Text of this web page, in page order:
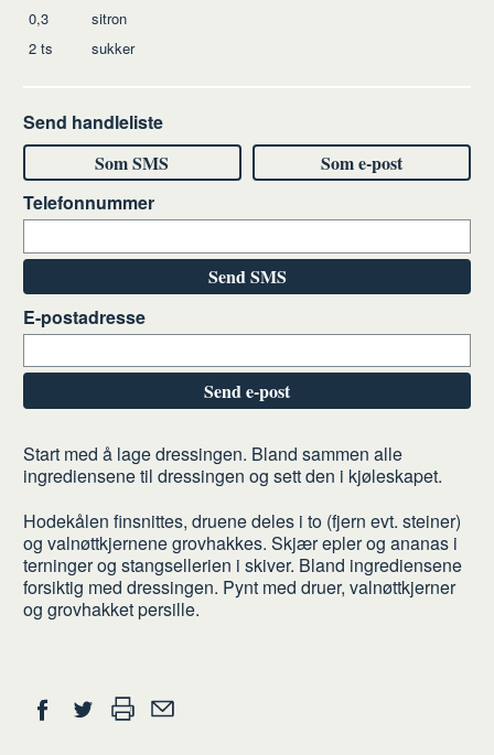
0,3
sitron
2ts sukker
Send handleliste
Som SMS
Som e-post
Telefonnummer
Send SMS
E-postadresse
Send e-post
Slik
gjør
Start med å lage dressingen. Bland sammen alle
ingrediensene til dressingen og sett den i kjøleskapet.
Hodekålen finsnittes, druene deles i to (fjern evt. steiner)
og valnøttkjernene grovhakkes. Skjær epler og ananas i
terninger og stangsellerien i skiver. Bland ingrediensene
forsiktig med dressingen. Pynt med druer, valnøttkjerner
og grovhakket persille.
Del